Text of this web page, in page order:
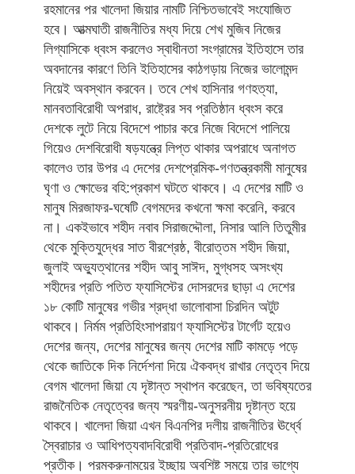
রহমানের পর খালেদা জিয়ার নামটি নিশ্চিতভাবেই সংযোজিত
হবে। আত্মঘাতী রাজনীতির মধ্য দিয়ে শেখ মুজিব নিজের
লিগ্যাসিকে ধ্বংস করলেও স্বাধীনতা সংগ্রামের ইতিহাসে তার
অবদানের কারণে তিনি ইতিহাসের কাঠগড়ায় নিজের ভালোমন্দ
নিয়েই অবস্থান করবেন। তবে শেখ হাসিনার গণহত্যা,
মানবতাবিরোধী অপরাধ, রাষ্ট্রের সব প্রতিষ্ঠান ধ্বংস করে
দেশকে লুটে নিয়ে বিদেশে পাচার করে নিজে বিদেশে পালিয়ে
গিয়েও দেশবিরোধী ষড়যন্ত্রে লিপ্ত থাকার অপরাধে অনাগত
কালেও তার উপর এ দেশের দেশপ্রেমিক-গণতন্ত্রকামী মানুষের
ঘৃণা ও ক্ষোভের বহি:প্রকাশ ঘটতে থাকবে। এ দেশের মাটি ও
মানুষ মিরজাফর-ঘষেটি বেগমদের কখনো ক্ষমা করেনি, করবে
না। একইভাবে শহীদ নবাব সিরাজদ্দৌলা, নিসার আলি তিতুমীর
থেকে মুক্তিযুদ্ধের সাত বীরশ্রেষ্ঠ, বীরোত্তম শহীদ জিয়া,
জুলাই অভ্যুত্থানের শহীদ আবু সাঈদ, মুগ্ধসহ অসংখ্য
শহীদের প্রতি পতিত ফ্যাসিস্টের দোসরদের ছাড়া এ দেশের
১৮ কোটি মানুষের গভীর শ্রদ্ধা ভালোবাসা চিরদিন অটুট
থাকবে। নির্মম প্রতিহিংসাপরায়ণ ফ্যাসিস্টের টার্গেট হয়েও
দেশের জন্য, দেশের মানুষের জন্য দেশের মাটি কামড়ে পড়ে
থেকে জাতিকে দিক নির্দেশনা দিয়ে ঐকবদ্ধ রাখার নেতৃত্ব দিয়ে
বেগম খালেদা জিয়া যে দৃষ্টান্ত স্থাপন করেছেন, তা ভবিষ্যতের
রাজনৈতিক নেতৃত্বের জন্য স্মরণীয়-অনুসরনীয় দৃষ্টান্ত হয়ে
থাকবে। খালেদা জিয়া এখন বিএনপির দলীয় রাজনীতির ঊর্ধ্বে
স্বৈরাচার ও আধিপত্যবাদবিরোধী প্রতিবাদ-প্রতিরোধের
প্রতীক। পরমকরুনাময়ের ইচ্ছায় অবশিষ্ট সময়ে তার ভাগ্যে